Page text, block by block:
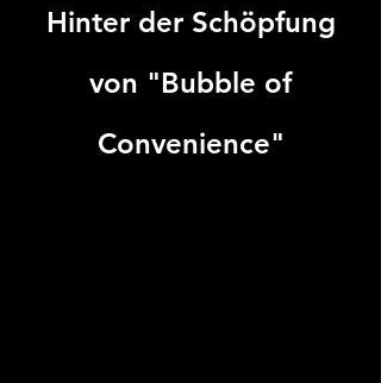
Hinter der Schöpfung
von "Bubble of
Convenience"